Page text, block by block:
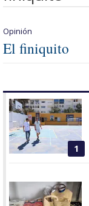
Opinión
El finiquito
1